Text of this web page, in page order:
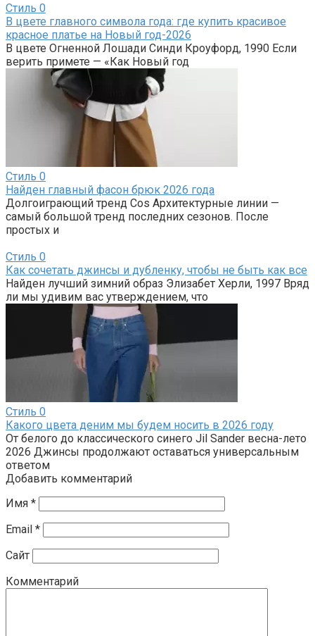
Стиль 0
В цвете главного символа года: где купить красивое
красное платье на Новый год-2026
В цвете Огненной Лошади Синди Кроуфорд, 1990 Если
верить примете — «Как Новый год
Стиль 0
Найден главный фасон брюк 2026 года
Долгоиграющий тренд Cos Архитектурные линии —
самый большой тренд последних сезонов. После
простых и
Стиль 0
Как сочетать джинсы и дубленку, чтобы не быть как все
Найден лучший зимний образ Элизабет Херли, 1997 Вряд
ли мы удивим вас утверждением, что
Стиль 0
Какого цвета деним мы будем носить в 2026 году
От белого до классического синего Jil Sander весна-лето
2026 Джинсы продолжают оставаться универсальным
ответом
Добавить комментарий
Имя *
Email *
Сайт
Комментарий